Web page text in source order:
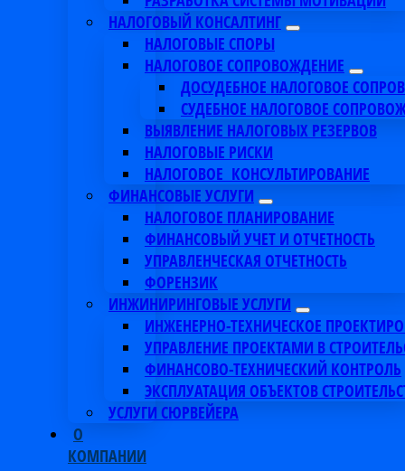
НАЛОГОВЫЙ КОНСАЛТИНГ
НАЛОГОВЫЕ СПОРЫ
НАЛОГОВОЕ СОПРОВОЖДЕНИЕ
ДОСУДЕБНОЕ НАЛОГОВОЕ
СУДЕБНОЕ НАЛОГОВОЕ
ВЫЯВЛЕНИЕ НАЛОГОВЫХ РЕЗЕРВОВ
НАЛОГОВЫЕ РИСКИ
НАЛОГОВОЕ КОНСУЛЬТИРОВАНИЕ
ФИНАНСОВЫЕ УСЛУГИ
НАЛОГОВОЕ ПЛАНИРОВАНИЕ
ФИНАНСОВЫЙ УЧЕТ И ОТЧЕТНОСТЬ
УПРАВЛЕНЧЕСКАЯ ОТЧЕТНОСТЬ
ФОРЕНЗИК
ИНЖИНИРИНГОВЫЕ УСЛУГИ
ИНЖЕНЕРНО-ТЕХНИЧЕСКОЕ
УПРАВЛЕНИЕ ПРОЕКТАМИ В
ФИНАНСОВО-ТЕХНИЧЕСКИЙ КОНТРОЛЬ
ЭКСПЛУАТАЦИЯ ОБЪЕКТОВ
УСЛУГИ СЮРВЕЙЕРА
О
КОМПАНИИ